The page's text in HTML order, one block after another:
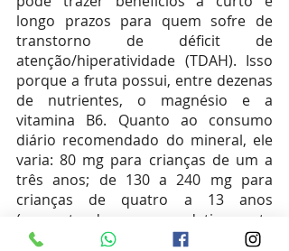
longo prazos para quem sofre de
transtorno de déficit de
atenção/hiperatividade (TDAH). Isso
porque a fruta possui, entre dezenas
de nutrientes, o magnésio e a
vitamina B6. Quanto ao consumo
diário recomendado do mineral, ele
varia: 80 mg para crianças de um a
três anos; de 130 a 240 mg para
crianças de quatro a 13 anos
(aumentando gradativamente
conforme a idade); e a partir dos 14